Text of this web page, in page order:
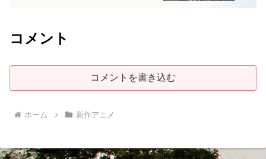
コメント
コメントを書き込む
ホーム 新作アニメ